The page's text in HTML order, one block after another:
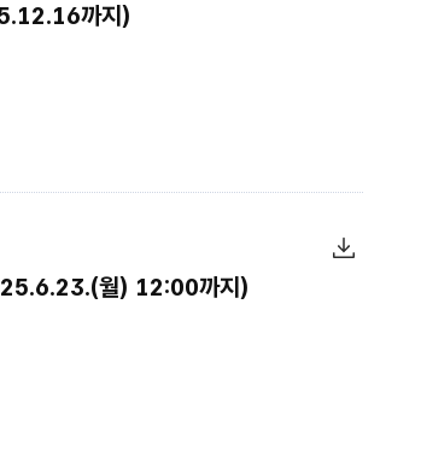
까지)
월) 12:00까지)